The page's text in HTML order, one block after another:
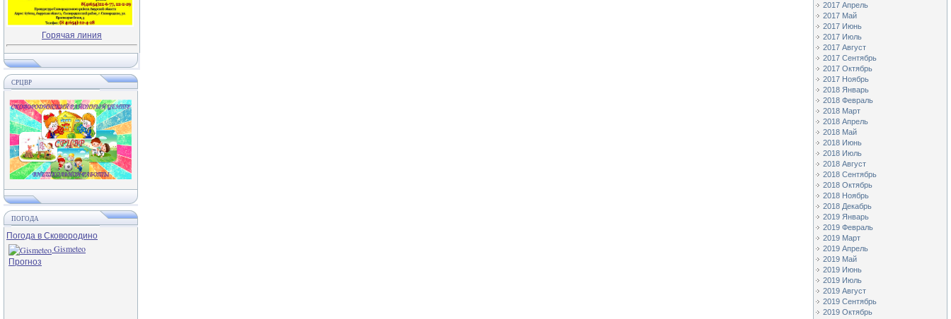
Горячая линия
СРЦВР
ПОГОДА
Погода в Сковородино
Gismeteo
Прогноз
2017 Апрель
2017 Май
2017 Июнь
2017 Июль
2017 Август
2017 Сентябрь
2017 Октябрь
2017 Ноябрь
2018 Январь
2018 Февраль
2018 Март
2018 Апрель
2018 Май
2018 Июнь
2018 Июль
2018 Август
2018 Сентябрь
2018 Октябрь
2018 Ноябрь
2018 Декабрь
2019 Январь
2019 Февраль
2019 Март
2019 Апрель
2019 Май
2019 Июнь
2019 Июль
2019 Август
2019 Сентябрь
2019 Октябрь